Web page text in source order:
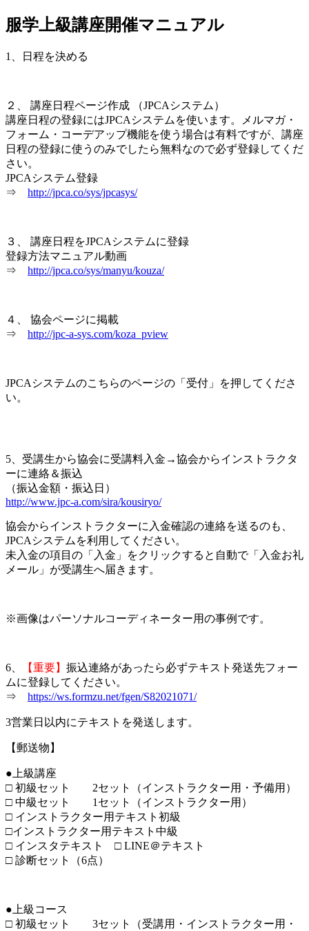
jpca.co
服学上級講座開催マニュアル
1、日程を決める
２、 講座日程ページ作成 （JPCAシステム）
講座日程の登録にはJPCAシステムを使います。メルマガ・
フォーム・コーデアップ機能を使う場合は有料ですが、講座
日程の登録に使うのみでしたら無料なので必ず登録してくだ
さい。
JPCAシステム登録
⇒ http://jpca.co/sys/jpcasys/
３、 講座日程をJPCAシステムに登録
登録方法マニュアル動画
⇒ http://jpca.co/sys/manyu/kouza/
４、 協会ページに掲載
⇒ http://jpc-a-sys.com/koza_pview
JPCAシステムのこちらのページの「受付」を押してくださ
い。
5、受講生から協会に受講料入金→協会からインストラクタ
ーに連絡＆振込
（振込金額・振込日）
http://www.jpc-a.com/sira/kousiryo/
協会からインストラクターに入金確認の連絡を送るのも、
JPCAシステムを利用してください。
未入金の項目の「入金」をクリックすると自動で「入金お礼
メール」が受講生へ届きます。
※画像はパーソナルコーディネーター用の事例です。
6、 【重要】 振込連絡があったら必ずテキスト発送先フォー
ムに登録してください。
⇒ https://ws.formzu.net/fgen/S82021071/
3営業日以内にテキストを発送します。
【郵送物】
●上級講座
□ 初級セット 2セット（インストラクター用・予備用）
□ 中級セット 1セット（インストラクター用）
□ インストラクター用テキスト初級
□インストラクター用テキスト中級
□ インスタテキスト □ LINE＠テキスト
□ 診断セット（6点）
●上級コース
□ 初級セット 3セット（受講用・インストラクター用・